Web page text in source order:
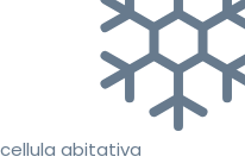
cellula abitativa